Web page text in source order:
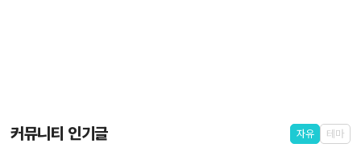
커뮤니티 인기글 자유 테마